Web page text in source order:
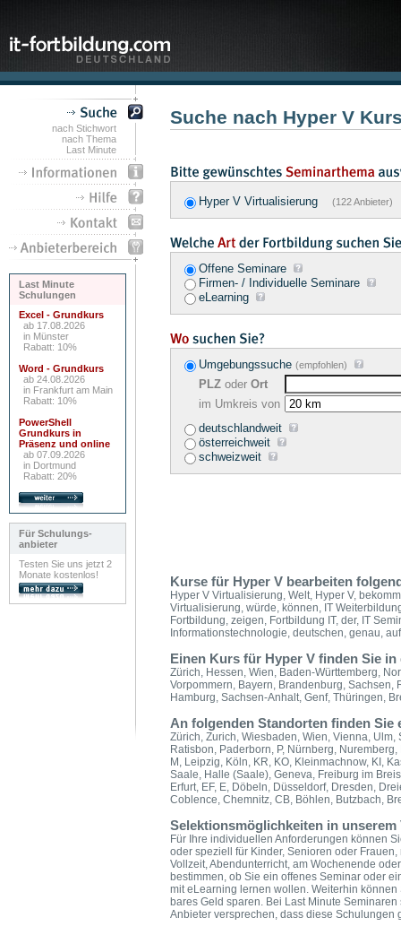
nach Stichwort
nach Thema
Last Minute
Last Minute
Schulungen
Excel - Grundkurs
ab 17.08.2026
in Münster
Rabatt: 10%
Word - Grundkurs
ab 24.08.2026
in Frankfurt am Main
Rabatt: 10%
PowerShell
Grundkurs in
Präsenz und online
ab 07.09.2026
in Dortmund
Rabatt: 20%
Für Schulungs-
anbieter
Testen Sie uns jetzt 2
Monate kostenlos!
Suche nach Hyper V
Hyper V Virtualisierung (122 Anbieter)
Offene Seminare
Firmen- / Individuelle Seminare
eLearning
Umgebungssuche (empfohlen)
PLZ oder Ort
im Umkreis von
deutschlandweit
österreichweit
schweizweit
Kurse für Hyper V bearbeiten
Hyper V Virtualisierung, Welt, Hyper V,
Virtualisierung, würde, können, IT
Fortbildung, zeigen, Fortbildung IT, der, IT
Informationstechnologie, deutschen, genau,
Einen Kurs für Hyper V finden Sie in
Zürich, Hessen, Wien, Baden-Württemberg,
Vorpommern, Bayern, Brandenburg,
Hamburg, Sachsen-Anhalt, Genf, Thüringen,
An folgenden Standorten finden Sie
Zürich, Zurich, Wiesbaden, Wien, Vienna,
Ratisbon, Paderborn, P, Nürnberg,
M, Leipzig, Köln, KR, KO, Kleinmachnow, KI,
Saale, Halle (Saale), Geneva, Freiburg im
Erfurt, EF, E, Döbeln, Düsseldorf, Dresden,
Coblence, Chemnitz, CB, Böhlen, Butzbach,
Selektionsmöglichkeiten in unserem
Für Ihre individuellen Anforderungen können
oder speziell für Kinder, Senioren oder
Vollzeit, Abendunterricht, am Wochenende
bestimmen, ob Sie ein offenes Seminar oder
mit eLearning lernen wollen. Weiterhin
bares Geld sparen. Bei Last Minute
Anbieter versprechen, dass diese Schulungen